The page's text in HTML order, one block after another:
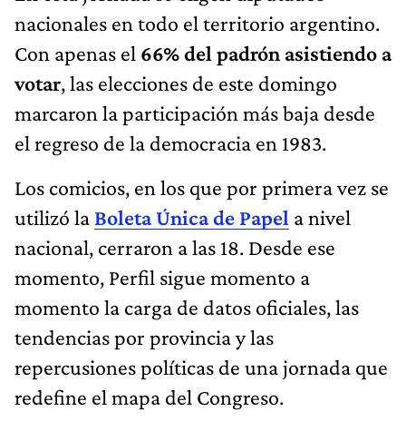
nacionales en todo el territorio argentino.
Con apenas el 66% del padrón asistiendo a
votar, las elecciones de este domingo
marcaron la participación más baja desde
el regreso de la democracia en 1983.
Los comicios, en los que por primera vez se
utilizó la Boleta Única de Papel a nivel
nacional, cerraron a las 18. Desde ese
momento, Perfil sigue momento a
momento la carga de datos oficiales, las
tendencias por provincia y las
repercusiones políticas de una jornada que
redefine el mapa del Congreso.